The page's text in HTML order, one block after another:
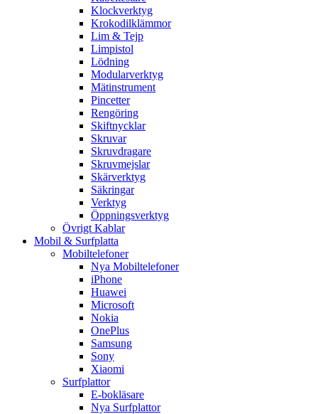
Klockverktyg
Krokodilklämmor
Lim & Tejp
Limpistol
Lödning
Modularverktyg
Mätinstrument
Pincetter
Rengöring
Skiftnycklar
Skruvar
Skruvdragare
Skruvmejslar
Skärverktyg
Säkringar
Verktyg
Öppningsverktyg
Övrigt Kablar
Mobil & Surfplatta
Mobiltelefoner
Nya Mobiltelefoner
iPhone
Huawei
Microsoft
Nokia
OnePlus
Samsung
Sony
Xiaomi
Surfplattor
E-bokläsare
Nya Surfplattor